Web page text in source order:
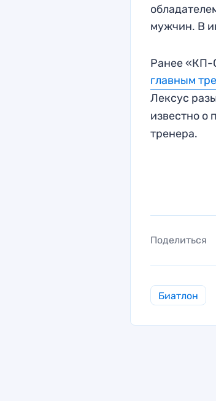
мужчин. В
Ранее «КП-
главным
Лексус
известно о
тренера.
Поделиться
Биатлон